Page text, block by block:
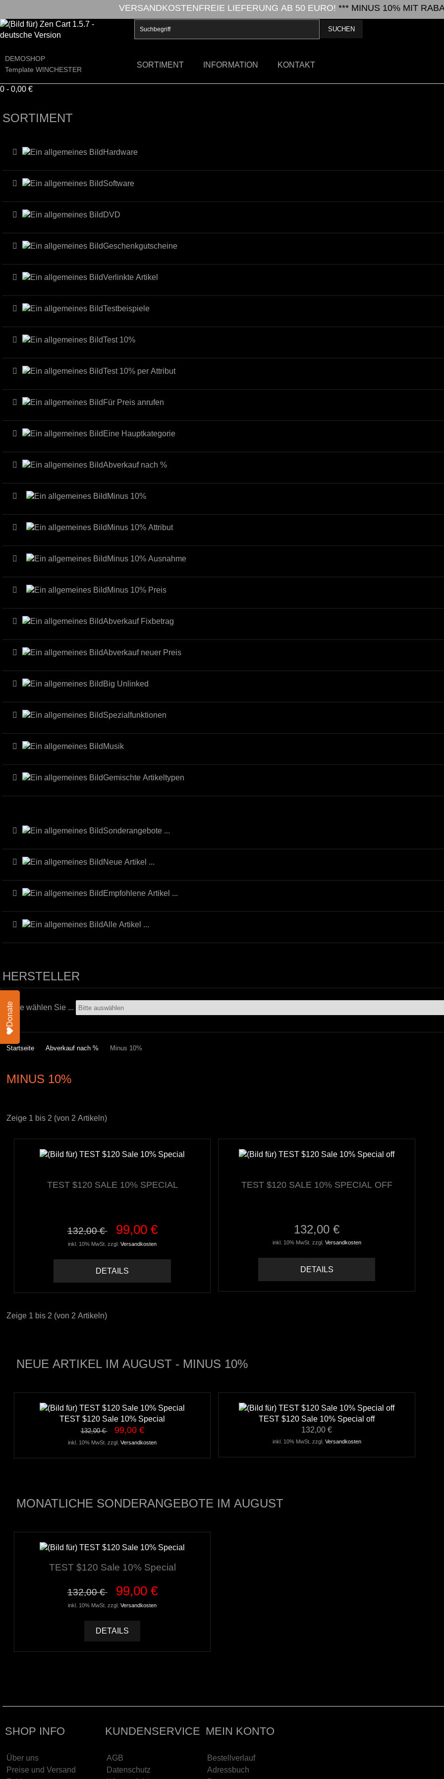
VERSANDKOSTENFREIE LIEFERUNG AB 50 EURO! *** MINUS 10% MIT
DEMOSHOP
Template WINCHESTER
SORTIMENT INFORMATION KONTAKT
0 - 0,00 €
SORTIMENT
Hardware
Software
DVD
Geschenkgutscheine
Verlinkte Artikel
Testbeispiele
Test 10%
Test 10% per Attribut
Für Preis anrufen
Eine Hauptkategorie
Abverkauf nach %
Minus 10%
Minus 10% Attribut
Minus 10% Ausnahme
Minus 10% Preis
Abverkauf Fixbetrag
Abverkauf neuer Preis
Big Unlinked
Spezialfunktionen
Musik
Gemischte Artikeltypen
Sonderangebote ...
Neue Artikel ...
Empfohlene Artikel ...
Alle Artikel ...
HERSTELLER
Bitte wählen Sie ...
Startseite Abverkauf nach % Minus 10%
MINUS 10%
Zeige 1 bis 2 (von 2 Artikeln)
TEST $120 SALE 10% SPECIAL
132,00 € 99,00 €
inkl. 10% MwSt. zzgl.Versandkosten
DETAILS
TEST $120 SALE 10% SPECIAL OFF
132,00 €
inkl. 10% MwSt. zzgl. Versandkosten
DETAILS
Zeige 1 bis 2 (von 2 Artikeln)
NEUE ARTIKEL IM AUGUST - MINUS 10%
TEST $120 Sale 10% Special
132,00 € 99,00 €
inkl. 10% MwSt. zzgl.Versandkosten
TEST $120 Sale 10% Special off
132,00 €
inkl. 10% MwSt. zzgl. Versandkosten
MONATLICHE SONDERANGEBOTE IM AUGUST
TEST $120 Sale 10% Special
132,00 € 99,00 €
inkl. 10% MwSt. zzgl.Versandkosten
DETAILS
SHOP INFO
Über uns
Preise und Versand
KUNDENSERVICE
AGB
Datenschutz
MEIN KONTO
Bestellverlauf
Adressbuch
Donate